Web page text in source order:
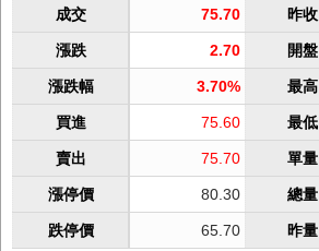
成交 75.70 昨收
漲跌 2.70 開盤
漲跌幅 3.70% 最高
買進 75.60 最低
賣出 75.70 單量
漲停價 80.30 總量
跌停價 65.70 昨量